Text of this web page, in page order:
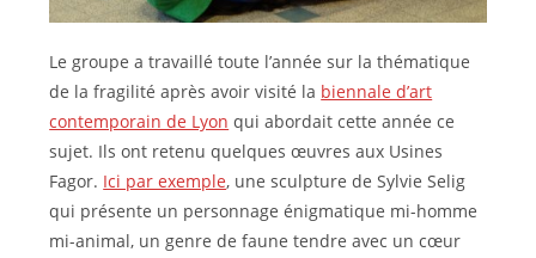
Le groupe a travaillé toute l’année sur la thématique
de la fragilité après avoir visité la biennale d’art
contemporain de Lyon qui abordait cette année ce
sujet. Ils ont retenu quelques œuvres aux Usines
Fagor. Ici par exemple, une sculpture de Sylvie Selig
qui présente un personnage énigmatique mi-homme
mi-animal, un genre de faune tendre avec un cœur